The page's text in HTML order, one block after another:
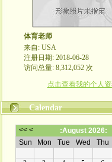
体育老师
来自: USA
注册日期: 2018-06-28
访问总量: 8,312,052 次
点击查看我的个人
Calendar